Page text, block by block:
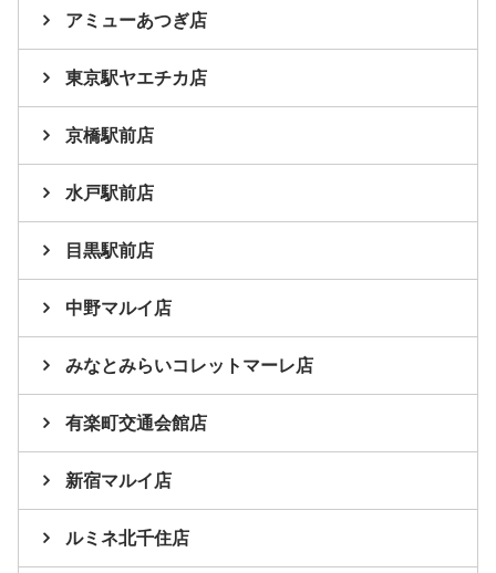
アミューあつぎ店
東京駅ヤエチカ店
京橋駅前店
水戸駅前店
目黒駅前店
中野マルイ店
みなとみらいコレットマーレ店
有楽町交通会館店
新宿マルイ店
ルミネ北千住店